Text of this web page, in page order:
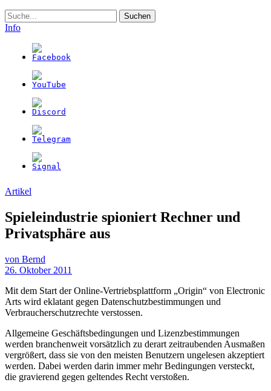
Suche
Info
Artikel
Spieleindustrie spioniert Rechner und
Privatsphäre aus
von Bernd
26. Oktober 2011
Mit dem Start der Online-Vertriebsplattform „Origin“ von Electronic
Arts wird eklatant gegen Datenschutzbestimmungen und
Verbraucherschutzrechte verstossen.
Allgemeine Geschäftsbedingungen und Lizenzbestimmungen
werden branchenweit vorsätzlich zu derart zeitraubenden Ausmaßen
vergrößert, dass sie von den meisten Benutzern ungelesen akzeptiert
werden. Dabei werden darin immer mehr Bedingungen versteckt,
die gravierend gegen geltendes Recht verstoßen.